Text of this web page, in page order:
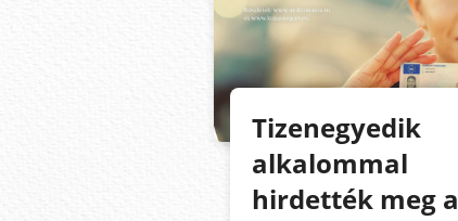
Tizenegyedik
alkalommal
hirdették meg a